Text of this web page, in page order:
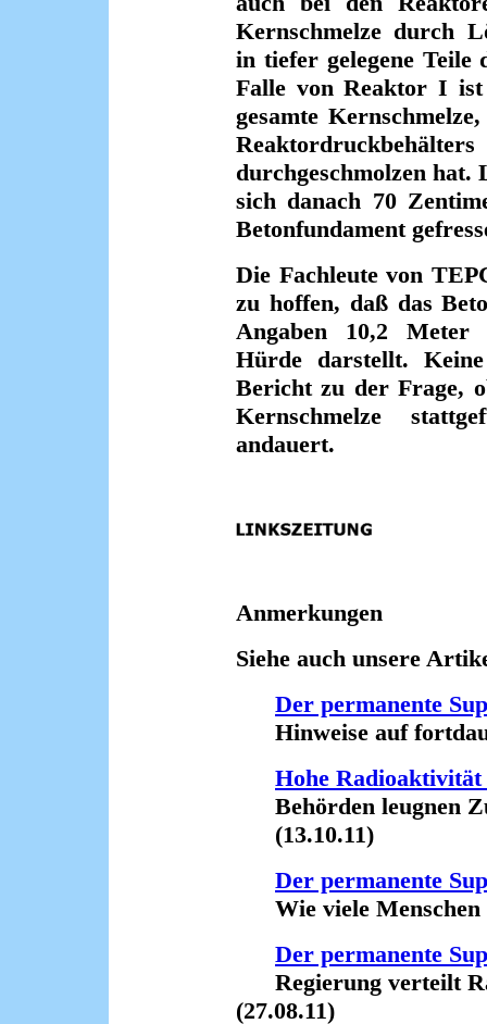
Kernschmelze durch
in tiefer gelegene Teile
Falle von Reaktor I
gesamte
durchgeschmolzen hat.
sich danach 70
Betonfundament
Die Fachleute von
zu hoffen, daß das
Angaben 10,2
Hürde darstellt.
Bericht zu der Frage,
Kernschmelze
andauert.
Anmerkungen
Siehe auch unsere
Der permanente
Hinweise auf
Hohe
Behörden leugnen
(13.10.11)
Der permanente
Wie viele Menschen
Der permanente
Regierung verteilt
(27.08.11)